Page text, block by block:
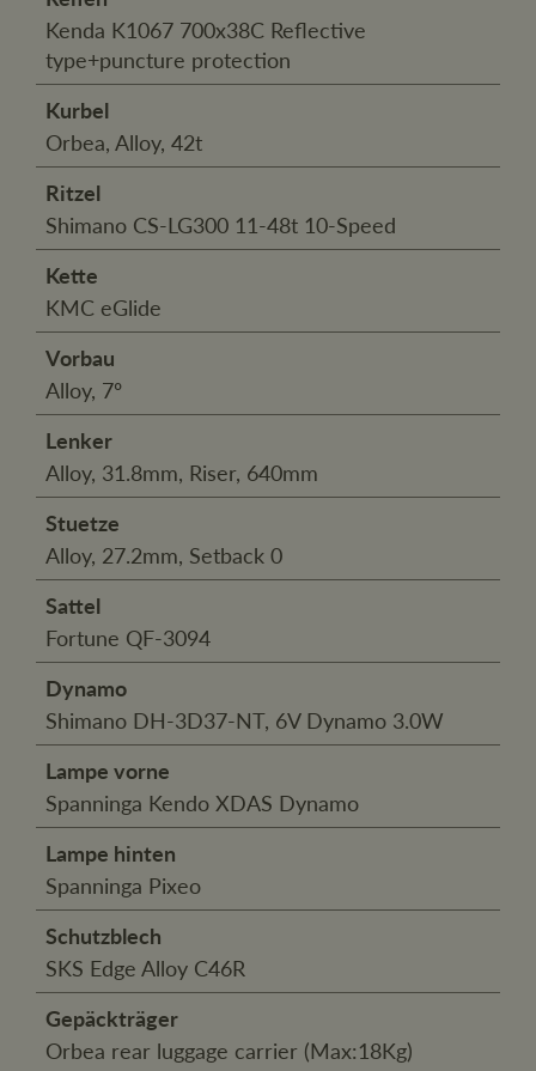
Kenda K1067 700x38C Reflective
type+puncture protection
Kurbel
Orbea, Alloy, 42t
Ritzel
Shimano CS-LG300 11-48t 10-Speed
Kette
KMC eGlide
Vorbau
Alloy, 7º
Lenker
Alloy, 31.8mm, Riser, 640mm
Stuetze
Alloy, 27.2mm, Setback 0
Sattel
Fortune QF-3094
Dynamo
Shimano DH-3D37-NT, 6V Dynamo 3.0W
Lampe vorne
Spanninga Kendo XDAS Dynamo
Lampe hinten
Spanninga Pixeo
Schutzblech
SKS Edge Alloy C46R
Gepäckträger
Orbea rear luggage carrier (Max:18Kg)